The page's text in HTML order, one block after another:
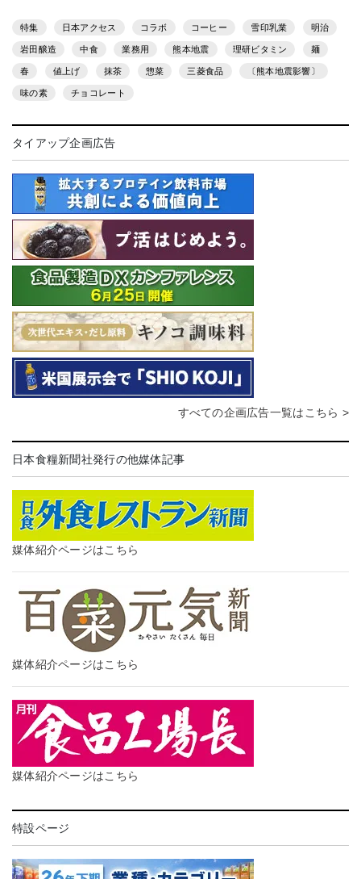
特集 日本アクセス コラボ コーヒー 雪印乳業 明治
岩田醸造 中食 業務用 熊本地震 理研ビタミン 麺
春 値上げ 抹茶 惣菜 三菱食品 〔熊本地震影響〕
味の素 チョコレート
タイアップ企画広告
すべての企画広告一覧はこちら >
日本食糧新聞社発行の他媒体記事
媒体紹介ページはこちら
媒体紹介ページはこちら
媒体紹介ページはこちら
特設ページ